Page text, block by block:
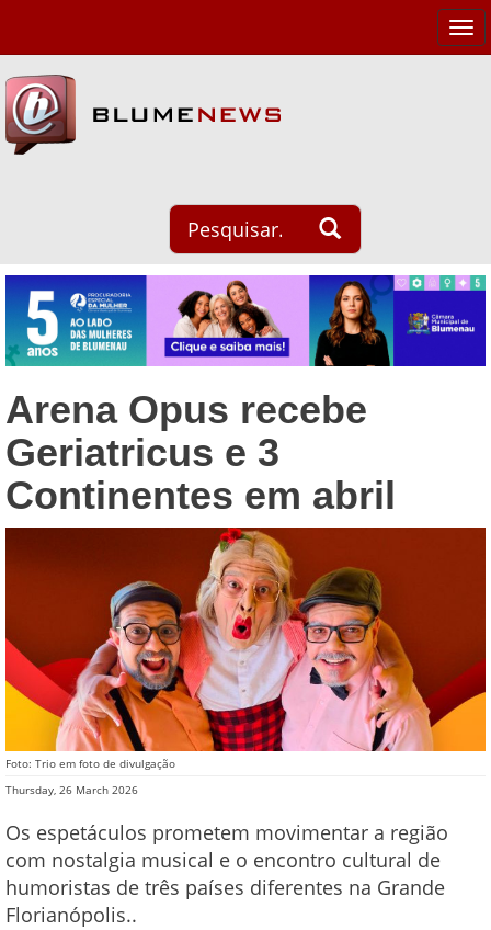
Arena Opus recebe
Geriatricus e 3
Continentes em abril
Foto: Trio em foto de divulgação
Thursday, 26 March 2026
Os espetáculos prometem movimentar a região
com nostalgia musical e o encontro cultural de
humoristas de três países diferentes na Grande
Florianópolis..